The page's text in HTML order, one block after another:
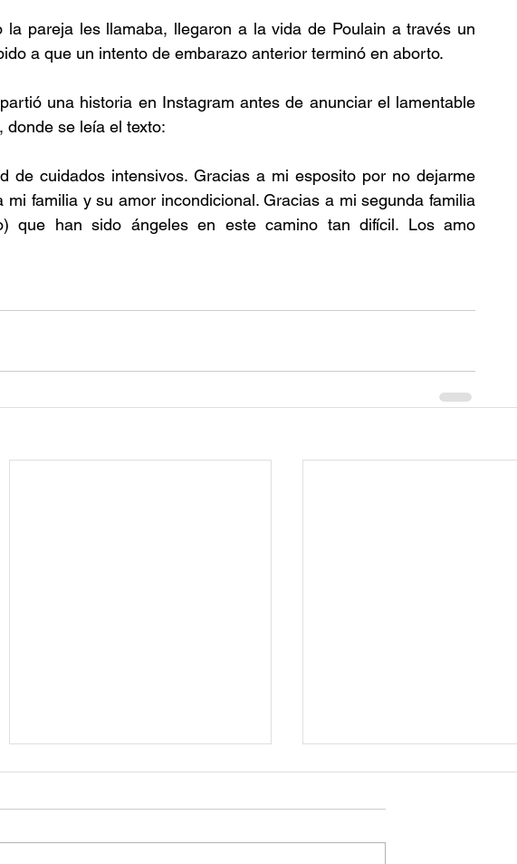
la pareja les llamaba, llegaron a la vida de Poulain a través un
a que un intento de embarazo anterior terminó en aborto.
una historia en Instagram antes de anunciar el lamentable
donde se leía el texto:
de cuidados intensivos. Gracias a mi esposito por no dejarme
mi familia y su amor incondicional. Gracias a mi segunda familia
que han sido ángeles en este camino tan difícil. Los amo